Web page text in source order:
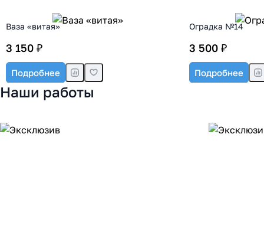
Ваза «витая»
3 150 ₽
Подробнее
Оградка №14
3 500 ₽
Подробнее
Наши работы